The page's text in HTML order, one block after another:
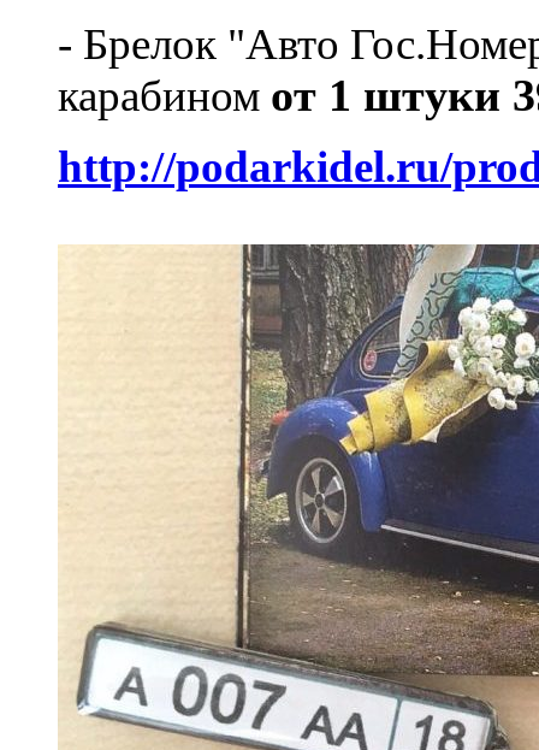
- Брелок "Авто
карабином от 1 штуки
http://podarkidel.ru/